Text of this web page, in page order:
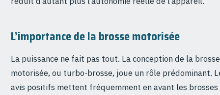
L’importance de la brosse motorisée
La puissance ne fait pas tout. La conception de la brosse
motorisée, ou turbo-brosse, joue un rôle prédominant.
avis positifs mettent fréquemment en avant les brosses